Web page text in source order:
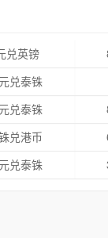
兑英镑
兑泰铢
兑泰铢
兑港币
兑泰铢